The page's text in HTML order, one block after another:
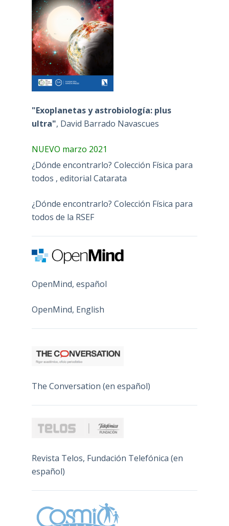
"Exoplanetas y astrobiología: plus
ultra", David Barrado Navascues
NUEVO marzo 2021
¿Dónde encontrarlo? Colección Física para
todos , editorial Catarata
¿Dónde encontrarlo? Colección Física para
todos de la RSEF
OpenMind, español
OpenMind, English
The Conversation (en español)
Revista Telos, Fundación Telefónica (en
español)